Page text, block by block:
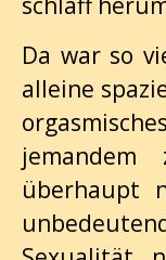
Da war so
alleine
überhaupt